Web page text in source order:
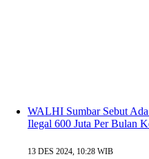
WALHI Sumbar Sebut
Ilegal 600 Juta Per Bulan
13 DES 2024, 10:28 WIB